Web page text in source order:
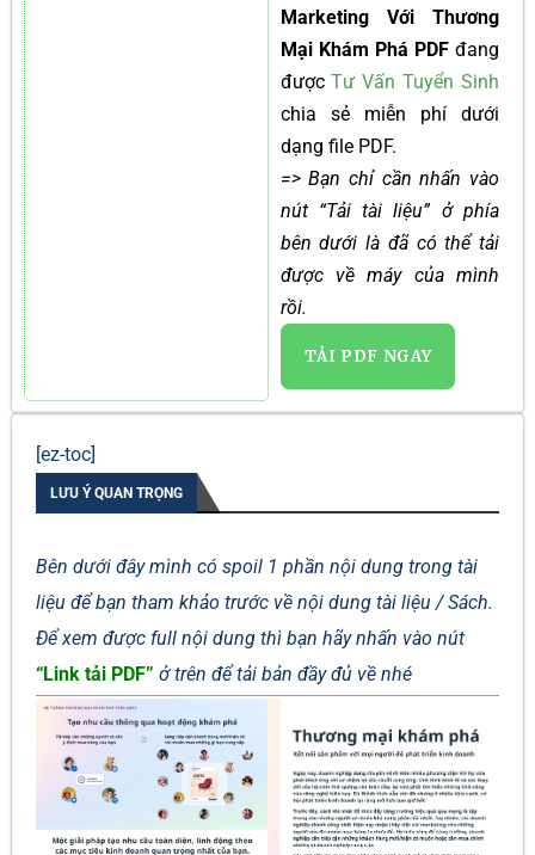
Marketing Với Thương
Mại Khám Phá PDF đang
đượcTư Vấn Tuyển Sinh
chia sẻ miễn phí dưới
dạng file PDF.
=> Bạn chỉ cần nhấn vào
nút “Tải tài liệu” ở phía
bên dưới là đã có thể tải
được về máy của mình
rồi.
TẢI PDF NGAY
[ez-toc]
LƯU Ý QUAN TRỌNG
Bên dưới đây mình có spoil 1 phần nội dung trong tài
liệu để bạn tham khảo trước về nội dung tài liệu / Sách.
Để xem được full nội dung thì bạn hãy nhấn vào nút
“Link tải PDF” ở trên để tải bản đầy đủ về nhé